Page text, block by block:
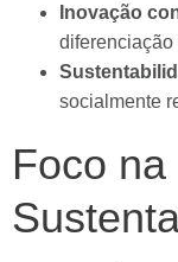
Inovação
diferenciação
socialmente
Foco